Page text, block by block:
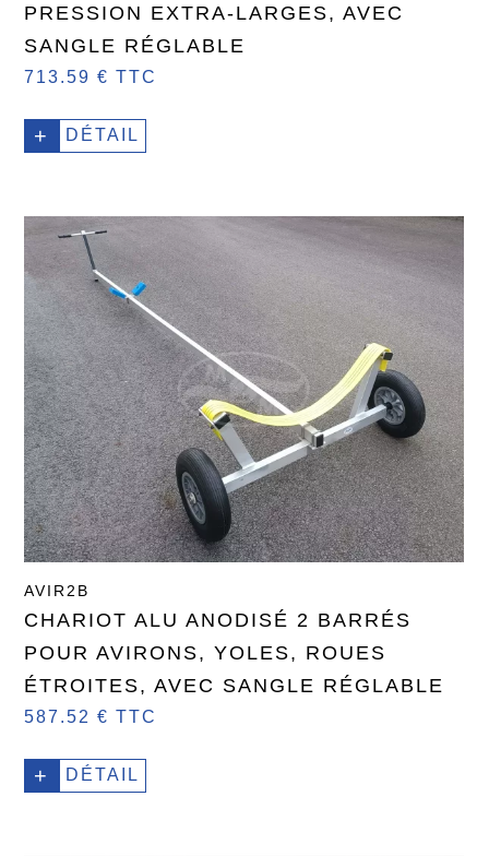
PRESSION EXTRA-LARGES, AVEC
SANGLE RÉGLABLE
713.59 € TTC
+ DÉTAIL
AVIR2B
CHARIOT ALU ANODISÉ 2 BARRÉS
POUR AVIRONS, YOLES, ROUES
ÉTROITES, AVEC SANGLE RÉGLABLE
587.52 € TTC
+ DÉTAIL